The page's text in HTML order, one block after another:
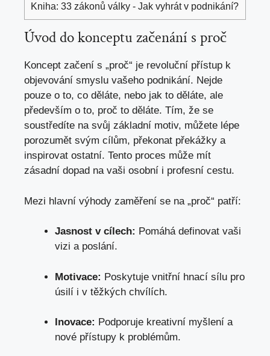
Kniha: 33 zákonů války - Jak vyhrát v podnikání?
Úvod do konceptu začenání s proč
Koncept začení s „proč“ je revoluční přístup k
objevování smyslu vašeho podnikání. Nejde
pouze o to, co děláte, nebo jak to děláte, ale
především o to, proč to děláte. Tím, že se
soustředíte na svůj základní motiv, můžete lépe
porozumět svým cílům, překonat překážky a
inspirovat ostatní. Tento proces může mít
zásadní dopad na vaši osobní i profesní cestu.
Mezi hlavní výhody zaměření se na „proč“ patří:
Jasnost v cílech: Pomáhá definovat vaši
vizi a poslání.
Motivace: Poskytuje vnitřní hnací sílu pro
úsilí i v těžkých chvílích.
Inovace: Podporuje kreativní myšlení a
nové přístupy k problémům.